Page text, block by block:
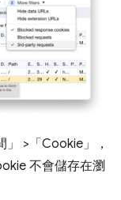
>「Cookie」
，
不會儲存在瀏